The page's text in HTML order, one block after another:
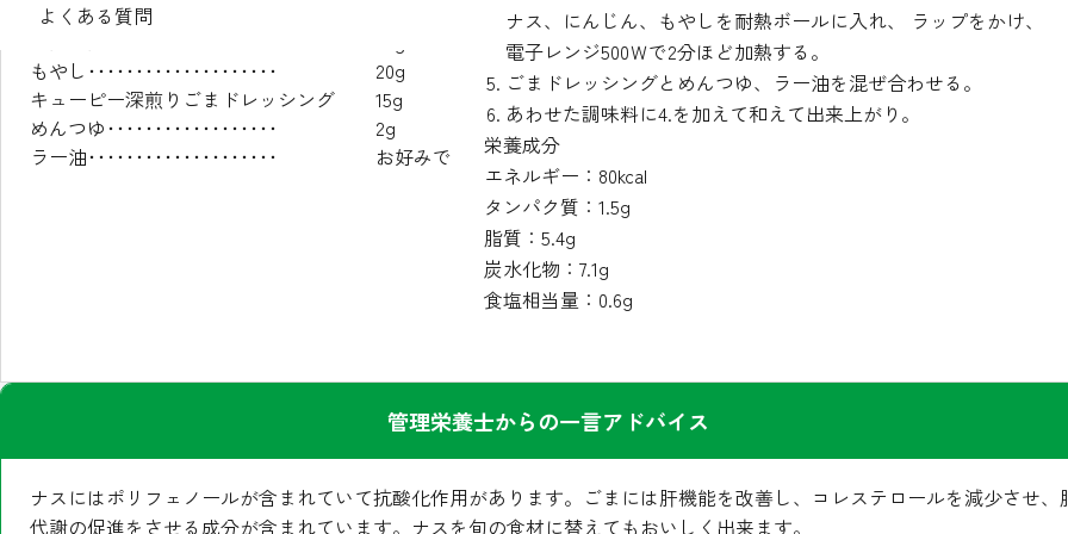
よくある質問
ナス･･････････････････････
もやし････････････････････
20g
キューピー深煎りごまドレッシング
15g
めんつゆ･･････････････････
2g
ラー油････････････････････
お好みで
ナス、にんじん、もやしを耐熱ボールに入れ、 ラップをかけ、
電子レンジ500Ｗで2分ほど加熱する。
ごまドレッシングとめんつゆ、ラー油を混ぜ合わせる。
あわせた調味料に4.を加えて和えて出来上がり。
栄養成分
エネルギー：80kcal
タンパク質：1.5g
脂質：5.4g
炭水化物：7.1g
食塩相当量：0.6g
管理栄養士からの一言アドバイス
ナスにはポリフェノールが含まれていて抗酸化作用があります。ごまには肝機能を改善し、コレステロールを減少させ、
代謝の促進をさせる成分が含まれています。ナスを旬の食材に替えてもおいしく出来ます。